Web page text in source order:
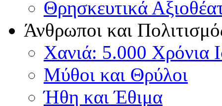
Θρησκευτικά
Άνθρωποι και
Χανιά: 5.000 Χρόνια
Μύθοι και Θρύλοι
Ήθη και Έθιμα